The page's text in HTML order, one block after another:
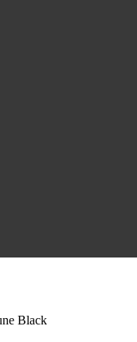
Black